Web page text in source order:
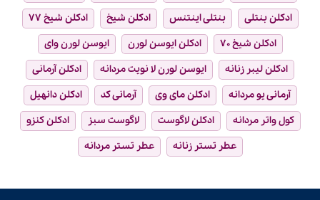
ادکلن بنتلی
بنتلی اینتنس ادکلن شیخ
ادکلن شیخ ۷۷
ادکلن شیخ ۷۰
ادکلن ایوسن لورن
ایوسن لورن وای
ادکلن لیبر زنانه
ایوسن لورن لا نویت مردانه
ادکلن آرمانی
آرمانی یو مردانه
ادکلن مای وی آرمانی کد
ادکلن دانهیل
کول واتر مردانه
ادکلن لاگوست لاگوست سبز
ادکلن کنزو
عطر تستر زنانه
عطر تستر مردانه